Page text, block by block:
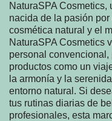
NaturaSPA
nacida de la pasión
cosmética natural y el
NaturaSPA Cosmetics
personal
productos como un
la armonía y la
entorno natural. Si
tus rutinas diarias de
profesionales, esta